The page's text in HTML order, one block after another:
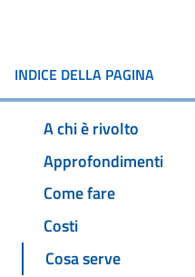
INDICE DELLA PAGINA
A chi è rivolto
Approfondimenti
Come fare
Costi
Cosa serve